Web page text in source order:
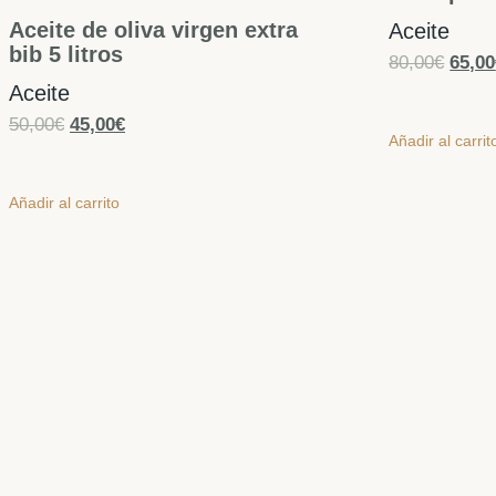
Aceite de oliva virgen extra
bib 5 litros
Aceite
50,00€ 45,00€
Añadir al carrito
Aceite
80,00€ 65,00
Añadir al